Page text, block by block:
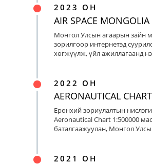
2023 ОН
AIR SPACE
Монгол Улсын агаарын зайн
зорилгоор интернетэд
хөгжүүлж, үйл ажиллагаанд
2022 ОН
AERONAUTICAL
Ерөнхий зориулалтын
Aeronautical Chart 1:500000
баталгаажуулан, Монгол
2021 ОН